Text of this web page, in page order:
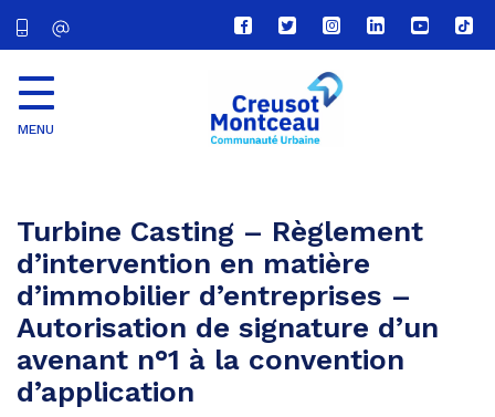
Lien
vers
compte
Facebook
Lien
vers
compte
Twitter
Lien
vers
le
compte
Lien
vers
Lien
vers
Lien
vers
MENU
Turbine Casting – Règlement
d’intervention en matière
d’immobilier d’entreprises –
Autorisation de signature d’un
avenant n°1 à la convention
d’application